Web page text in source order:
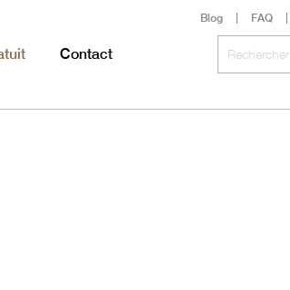
Blog FAQ
Contact